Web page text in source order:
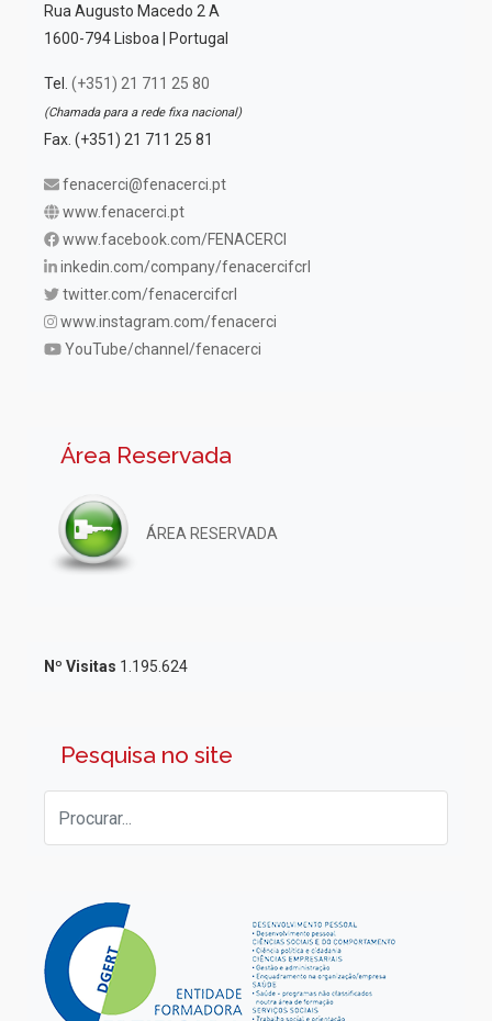
Rua Augusto Macedo 2 A
1600-794 Lisboa | Portugal
Tel. (+351) 21 711 25 80
(Chamada para a rede fixa nacional)
Fax. (+351) 21 711 25 81
fenacerci@fenacerci.pt
www.fenacerci.pt
www.facebook.com/FENACERCI
inkedin.com/company/fenacercifcrl
twitter.com/fenacercifcrl
www.instagram.com/fenacerci
YouTube/channel/fenacerci
Área Reservada
ÁREA RESERVADA
Nº Visitas 1.195.624
Pesquisa no site